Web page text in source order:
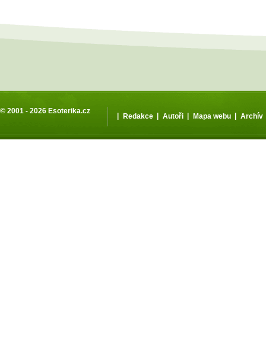
© 2001 - 2026 Esoterika.cz
| Redakce | Autoři | Mapa webu | Archív